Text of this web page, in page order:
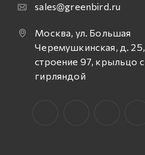
sales@greenbird.ru
Москва, ул. Большая
Черемушкинская, д. 25,
строение 97, крыльцо с
гирляндой